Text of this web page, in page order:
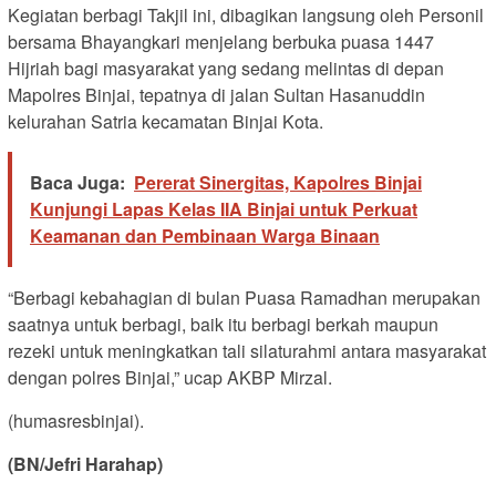
Kegiatan berbagi Takjil ini, dibagikan langsung oleh Personil
bersama Bhayangkari menjelang berbuka puasa 1447
Hijriah bagi masyarakat yang sedang melintas di depan
Mapolres Binjai, tepatnya di jalan Sultan Hasanuddin
kelurahan Satria kecamatan Binjai Kota.
Baca Juga: Pererat Sinergitas, Kapolres Binjai
Kunjungi Lapas Kelas IIA Binjai untuk Perkuat
Keamanan dan Pembinaan Warga Binaan
“Berbagi kebahagian di bulan Puasa Ramadhan merupakan
saatnya untuk berbagi, baik itu berbagi berkah maupun
rezeki untuk meningkatkan tali silaturahmi antara masyarakat
dengan polres Binjai,” ucap AKBP Mirzal.
(humasresbinjai).
(BN/Jefri Harahap)